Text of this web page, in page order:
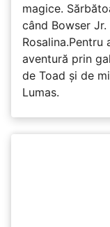
magice.
când Bowser
aventură prin
de Toad și de
Lumas.